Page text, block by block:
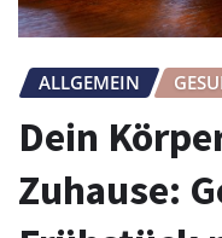
ALLGEMEIN
Dein
Zuhause: